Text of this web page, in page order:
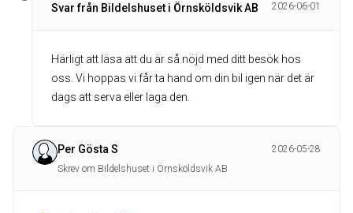
Svar från Bildelshuset i Örnsköldsvik AB 2026-06-01
Härligt att läsa att du är så nöjd med ditt besök hos
oss. Vi hoppas vi får ta hand om din bil igen när det är
dags att serva eller laga den.
Per Gösta S
2026-05-28
Skrev om Bildelshuset i Örnsköldsvik AB